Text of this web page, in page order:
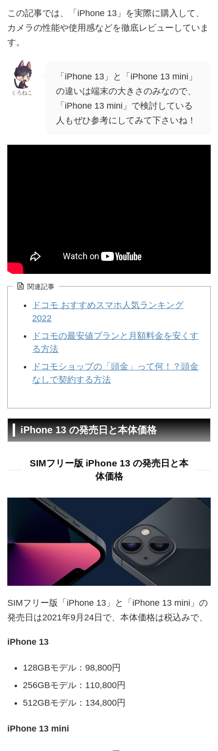
この記事では、「iPhone 13」を実際に購入して、
カメラの性能や使用感などを徹底レビューしていま
す。
くろねこ
「iPhone 13」と「iPhone 13 mini」
の違いは端末の大きさのみなので、
「iPhone 13 mini」で検討している
人もぜひ参考にしてみて下さいね！
関連記事
ドコモ おすすめスマホ人気ランキング
2022
ドコモの最安値プランと月額料金を安くす
る方法
ドコモショップの「頭金」って何！？頭金
なしで契約する方法
iPhone 13 の発売日と本体価格
SIMフリー版 iPhone 13 の発売日と本
体価格
SIMフリー版「iPhone 13」と「iPhone 13 mini」の
発売日は2021年9月24日で、本体価格は税込みで、
iPhone 13
128GBモデル：98,800円
256GBモデル：110,800円
512GBモデル：134,800円
iPhone 13 mini